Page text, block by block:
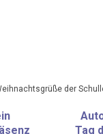
der
Tag